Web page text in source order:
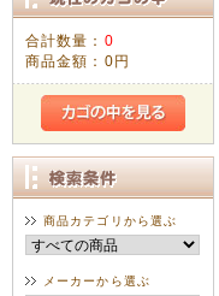
合計数量： 0
商品金額： 0円
商品カテゴリから選ぶ
メーカーから選ぶ